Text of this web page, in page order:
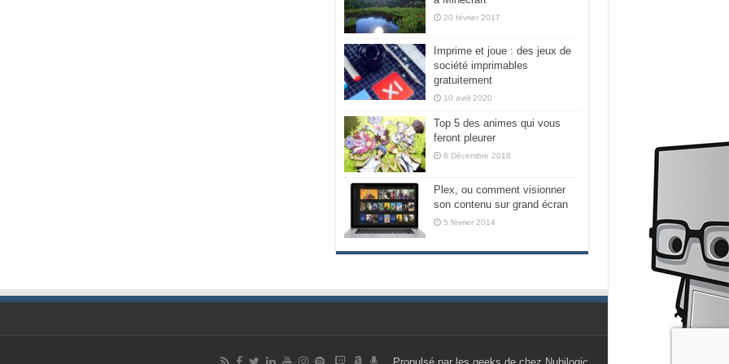
20 février 2017
Imprime et joue : des jeux de
société imprimables
gratuitement
10 avril 2020
Top 5 des animes qui vous
feront pleurer
8 Décembre 2018
Plex, ou comment visionner
son contenu sur grand écran
5 février 2014